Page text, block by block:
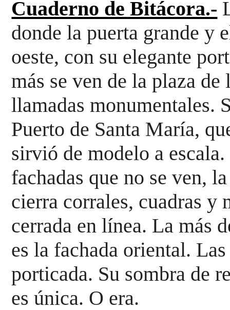
Cuaderno de Bitácora.-
donde la puerta grande y
oeste, con su elegante
más se ven de la plaza de
llamadas monumentales.
Puerto de Santa María,
sirvió de modelo a
fachadas que no se ven,
cierra corrales, cuadras y
cerrada en línea. La más
es la fachada oriental.
porticada. Su sombra de
es única. O era.